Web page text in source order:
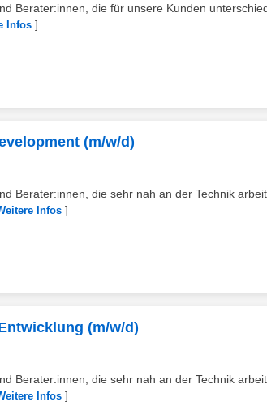
Berater:innen, die für unsere Kunden
Infos ]
(m/w/d)
Berater:innen, die sehr nah an der Technik
Infos ]
(m/w/d)
Berater:innen, die sehr nah an der Technik
Infos ]